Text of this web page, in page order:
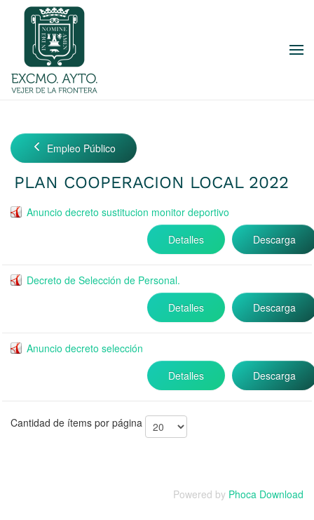
Skip to main content
Empleo Público
PLAN COOPERACION LOCAL 2022
Anuncio decreto sustitucion monitor deportivo
Descarga
Detalles
Decreto de Selección de Personal.
Descarga
Detalles
Anuncio decreto selección
Descarga
Detalles
Cantidad de ítems por página
Powered by Phoca Download